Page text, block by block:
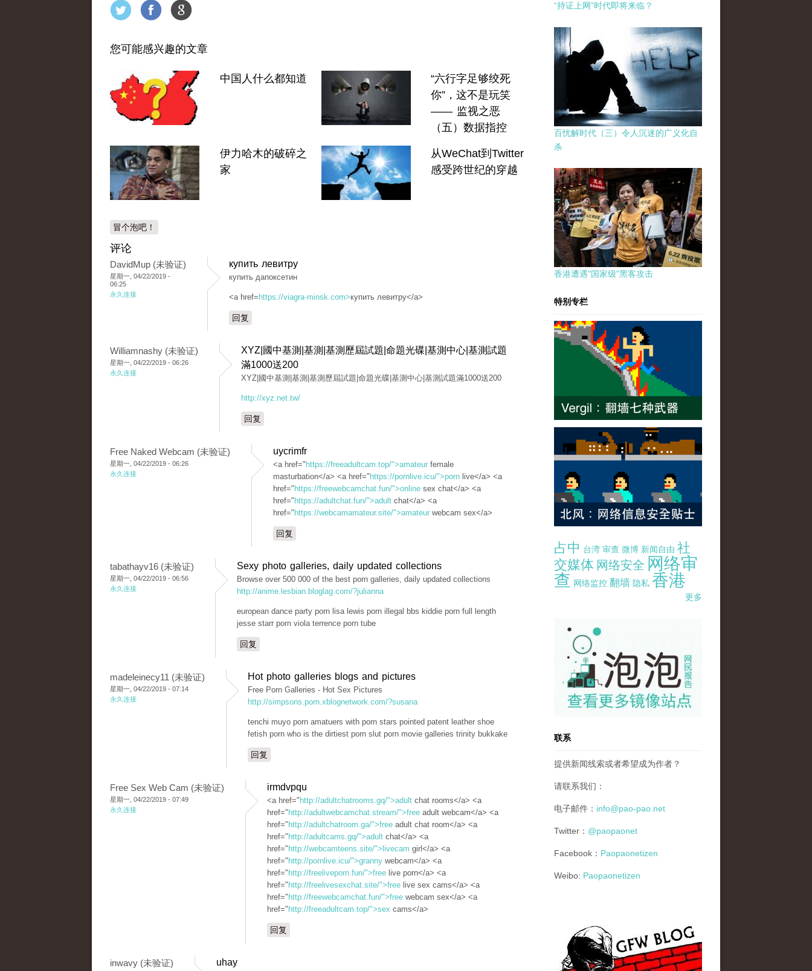
您可能感兴趣的文章
中国人什么都知道
“六行字足够绞死
你”，这不是玩笑
—— 监视之恶
（五）数据指控
伊力哈木的破碎之
家
从WeChat到Twitter
感受跨世纪的穿越
冒个泡吧！
评论
DavidMup (未验证)
星期一, 04/22/2019 -
06:25
永久连接
купить левитру
купить дапоксетин
<a href= https://viagra-minsk.com>купить левитру</a>
回复
Williamnashy (未验证)
星期一, 04/22/2019 - 06:26
永久连接
XYZ|國中基測|基測|基測歷屆試題|命題光碟|基測中心|基測試題
滿1000送200
XYZ|國中基測|基測|基測歷屆試題|命題光碟|基測中心|基測試題滿1000送200
http://xyz.net.tw/
回复
Free Naked Webcam (未验证)
星期一, 04/22/2019 - 06:26
永久连接
uycrimfr
<a href=" https://freeadultcam.top/">amateur female
masturbation</a> <a href=" https://pornlive.icu/">porn live</a> <a
href=" https://freewebcamchat.fun/">online sex chat</a> <a
href=" https://adultchat.fun/">adult chat</a> <a
href=" https://webcamamateur.site/">amateur webcam sex</a>
回复
tabathayv16 (未验证)
星期一, 04/22/2019 - 06:56
永久连接
Sexy photo galleries, daily updated collections
Browse over 500 000 of the best porn galleries, daily updated collections
http://anime.lesbian.bloglag.com/?julianna
european dance party porn lisa lewis porn illegal bbs kiddie porn full length
jesse starr porn viola terrence porn tube
回复
madeleinecy11 (未验证)
星期一, 04/22/2019 - 07:14
永久连接
Hot photo galleries blogs and pictures
Free Porn Galleries - Hot Sex Pictures
http://simpsons.porn.xblognetwork.com/?susana
tenchi muyo porn amatuers with porn stars pointed patent leather shoe
fetish porn who is the dirtiest porn slut porn movie galleries trinity bukkake
回复
Free Sex Web Cam (未验证)
星期一, 04/22/2019 - 07:49
永久连接
irmdvpqu
<a href=" http://adultchatrooms.gq/">adult chat rooms</a> <a
href=" http://adultwebcamchat.stream/">free adult webcam</a> <a
href=" http://adultchatroom.ga/">free adult chat room</a> <a
href=" http://adultcams.gq/">adult chat</a> <a
href=" http://webcamteens.site/">livecam girl</a> <a
href=" http://pornlive.icu/">granny webcam</a> <a
href=" http://freeliveporn.fun/">free live porn</a> <a
href=" http://freelivesexchat.site/">free live sex cams</a> <a
href=" http://freewebcamchat.fun/">free webcam sex</a> <a
href=" http://freeadultcam.top/">sex cams</a>
回复
inwavy (未验证) uhay
“持证上网”时代即将来临？
百忧解时代（三）令人沉迷的广义化自
杀
香港遭遇"国家级"黑客攻击
特别专栏
占中 台湾 审查 微博 新闻自由 社
交媒体 网络安全 网络审
查 网络监控 翻墙 隐私 香港
更多
pao-pao-banner-mirror-site-120814.jpg
联系
提供新闻线索或者希望成为作者？
请联系我们：
电子邮件： info@pao-pao.net
Twitter： @paopaonet
Facebook： Paopaonetizen
Weibo: Paopaonetizen
gfw_blog_small.jpg